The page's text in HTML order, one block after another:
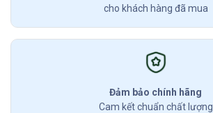
cho khách hàng đã mua
Đảm bảo chính hãng
Cam kết chuẩn chất lượng